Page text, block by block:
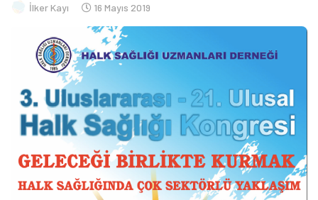
İlker Kayı 16 Mayıs 2019